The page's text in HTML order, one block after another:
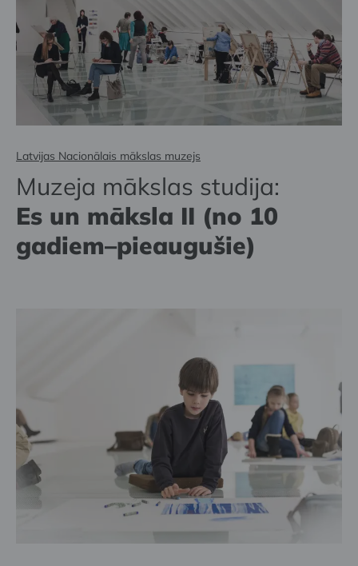
Latvijas Nacionālais mākslas muzejs
Muzeja mākslas studija:
Es un māksla II (no 10
gadiem–pieaugušie)